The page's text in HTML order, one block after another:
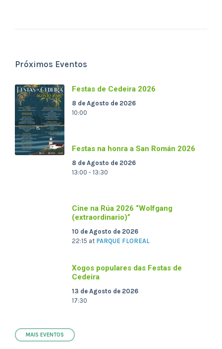
Próximos Eventos
Festas de Cedeira 2026
8 de Agosto de 2026
10:00
Festas na honra a San Román 2026
8 de Agosto de 2026
13:00 - 13:30
Cine na Rúa 2026 “Wolfgang
(extraordinario)”
10 de Agosto de 2026
22:15 at PARQUE FLOREAL
Xogos populares das Festas de
Cedeira
13 de Agosto de 2026
17:30
MAIS EVENTOS